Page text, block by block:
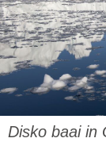
Disko baai in